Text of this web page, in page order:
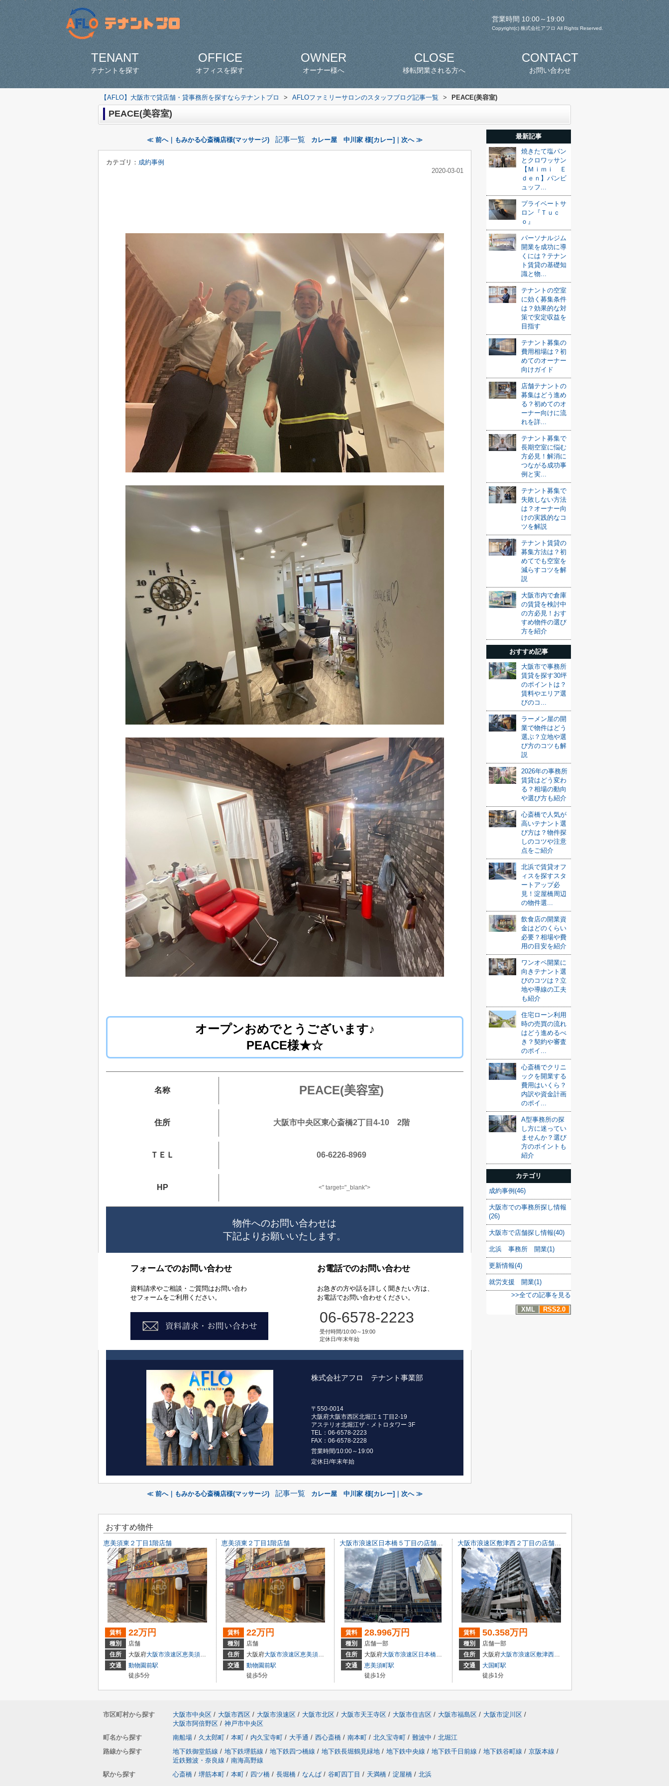
営業時間 10:00～19:00
Copyright(c) 株式会社アフロ All Rights Reserved.
TENANT
テナントを探す
OFFICE
オフィスを探す
OWNER
オーナー様へ
CLOSE
移転閉業される方へ
CONTACT
お問い合わせ
【AFLO】大阪市で貸店舗・貸事務所を探すならテナントプロ > AFLOファミリーサロンのスタッフブログ記事一覧 > PEACE(美容室)
PEACE(美容室)
≪ 前へ｜もみかる心斎橋店様(マッサージ) 記事一覧 カレー屋 中川家 様[カレー]｜次へ ≫
カテゴリ： 成約事例
2020-03-01
オープンおめでとうございます♪
PEACE様★☆
名称 PEACE(美容室)
住所 大阪市中央区東心斎橋2丁目4-10 2階
ＴＥＬ 06-6226-8969
HP <" target="_blank">
物件へのお問い合わせは
下記よりお願いいたします。
フォームでのお問い合わせ
資料請求やご相談・ご質問はお問い合わ
せフォームをご利用ください。
お電話でのお問い合わせ
お急ぎの方や話を詳しく聞きたい方は、
お電話でお問い合わせください。
06-6578-2223
受付時間/10:00～19:00
定休日/年末年始
株式会社アフロ テナント事業部
〒550-0014
大阪府大阪市西区北堀江１丁目2-19
アステリオ北堀江ザ・メトロタワー 3F
TEL：06-6578-2223
FAX：06-6578-2228
営業時間/10:00～19:00
定休日/年末年始
≪ 前へ｜もみかる心斎橋店様(マッサージ) 記事一覧 カレー屋 中川家 様[カレー]｜次へ ≫
最新記事
焼きたて塩パン
とクロワッサン
【Ｍｉｍｉ Ｅ
ｄｅｎ】パンビ
ュッフ...
プライベートサ
ロン『Ｔｕｃ
ｏ』
パーソナルジム
開業を成功に導
くには？テナン
ト賃貸の基礎知
識と物...
テナントの空室
に効く募集条件
は？効果的な対
策で安定収益を
目指す
テナント募集の
費用相場は？初
めてのオーナー
向けガイド
店舗テナントの
募集はどう進め
る？初めてのオ
ーナー向けに流
れを詳...
テナント募集で
長期空室に悩む
方必見！解消に
つながる成功事
例と実...
テナント募集で
失敗しない方法
は？オーナー向
けの実践的なコ
ツを解説
テナント賃貸の
募集方法は？初
めてでも空室を
減らすコツを解
説
大阪市内で倉庫
の賃貸を検討中
の方必見！おす
すめ物件の選び
方を紹介
おすすめ記事
大阪市で事務所
賃貸を探す30坪
のポイントは？
賃料やエリア選
びのコ...
ラーメン屋の開
業で物件はどう
選ぶ？立地や選
び方のコツも解
説
2026年の事務所
賃貸はどう変わ
る？相場の動向
や選び方も紹介
心斎橋で人気が
高いテナント選
び方は？物件探
しのコツや注意
点をご紹介
北浜で賃貸オフ
ィスを探すスタ
ートアップ必
見！淀屋橋周辺
の物件選...
飲食店の開業資
金はどのくらい
必要？相場や費
用の目安を紹介
ワンオペ開業に
向きテナント選
びのコツは？立
地や導線の工夫
も紹介
住宅ローン利用
時の売買の流れ
はどう進めるべ
き？契約や審査
のポイ...
心斎橋でクリニ
ックを開業する
費用はいくら？
内訳や資金計画
のポイ...
A型事務所の探
し方に迷ってい
ませんか？選び
方のポイントも
紹介
カテゴリ
成約事例(46)
大阪市での事務所探し情報
(26)
大阪市で店舗探し情報(40)
北浜 事務所 開業(1)
更新情報(4)
就労支援 開業(1)
>>全ての記事を見る
XML
RSS2.0
おすすめ物件
恵美須東２丁目1階店舗
賃料 22万円
種別
店舗
住所
大阪府大阪市浪速区恵美須東
２丁目
交通
動物園前駅
徒歩5分
恵美須東２丁目1階店舗
賃料 22万円
種別
店舗
住所
大阪府大阪市浪速区恵美須東
２丁目
交通
動物園前駅
徒歩5分
賃料 28.996万円
種別
店舗一部
住所
大阪府大阪市浪速区日本橋 ５丁目13-6
交通
恵美須町駅
徒歩1分
賃料 50.358万円
種別
店舗一部
住所
大阪府大阪市浪速区敷津西
交通
大国町駅
徒歩1分
市区町村から探す 大阪市中央区 / 大阪市西区 / 大阪市浪速区 / 大阪市北区 / 大阪市天王寺区 / 大阪市住吉区 / 大阪市福島区 / 大阪市淀川区 /
大阪市阿倍野区 / 神戸市中央区
町名から探す
南船場 / 久太郎町 / 本町 / 内久宝寺町 / 大手通 / 西心斎橋 / 南本町 / 北久宝寺町 / 難波中 / 北堀江
路線から探す
地下鉄御堂筋線 / 地下鉄堺筋線 / 地下鉄四つ橋線 / 地下鉄長堀鶴見緑地 / 地下鉄中央線 / 地下鉄千日前線 / 地下鉄谷町線 / 京阪本線 /
近鉄難波・奈良線 / 南海高野線
駅から探す
心斎橋 / 堺筋本町 / 本町 / 四ツ橋 / 長堀橋 / なんば / 谷町四丁目 / 天満橋 / 淀屋橋 / 北浜